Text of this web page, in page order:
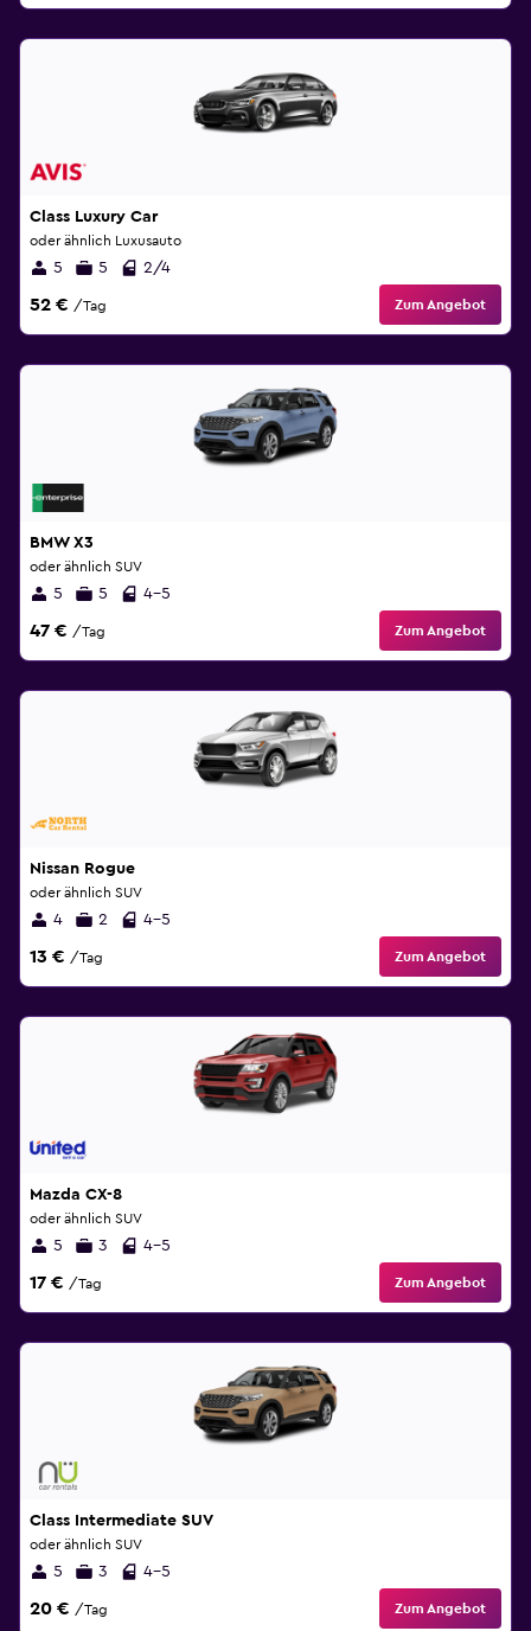
Class Luxury Car
oder ähnlich Luxusauto
5 5 2/4
52 € /Tag Zum Angebot
BMW X3
oder ähnlich SUV
5 5 4-5
47 € /Tag Zum Angebot
Nissan Rogue
oder ähnlich SUV
4 2 4-5
13 € /Tag Zum Angebot
Mazda CX-8
oder ähnlich SUV
5 3 4-5
17 € /Tag Zum Angebot
Class Intermediate SUV
oder ähnlich SUV
5 3 4-5
20 € /Tag Zum Angebot